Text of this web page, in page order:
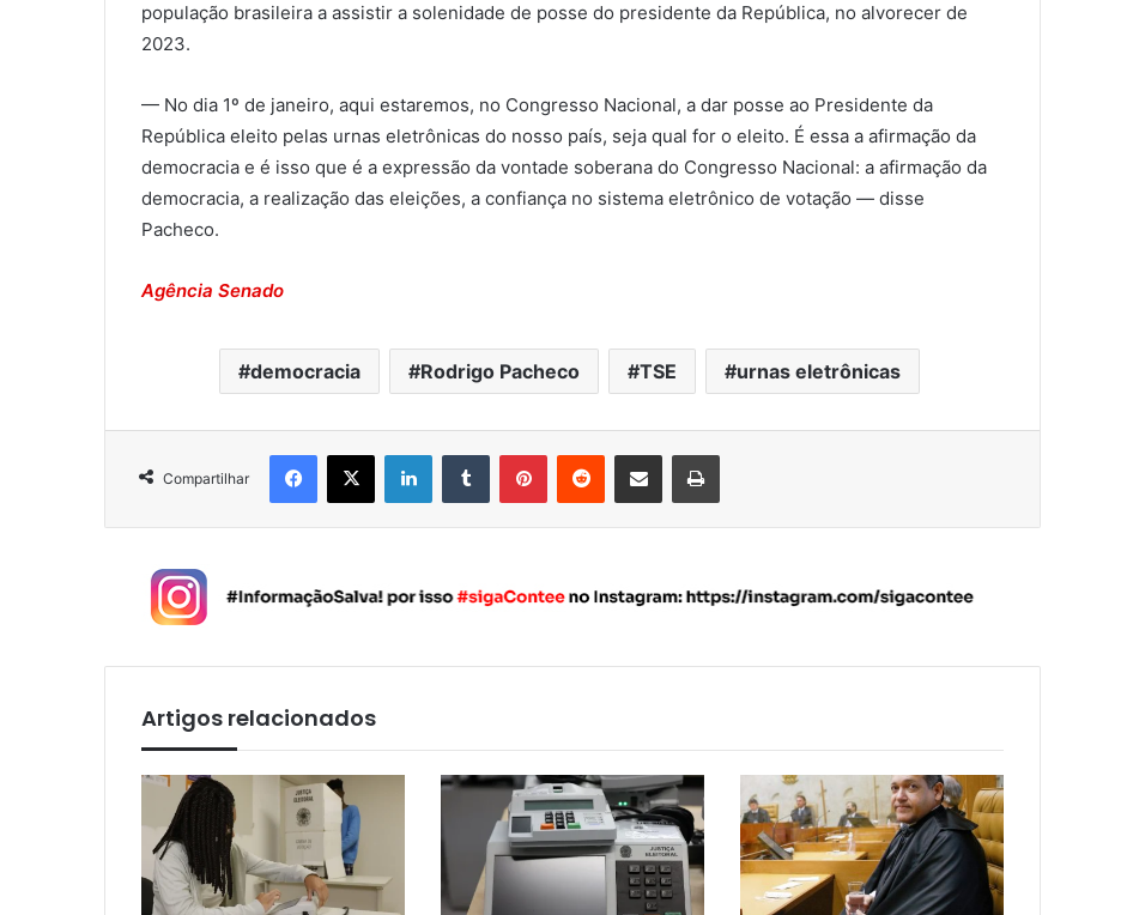
população brasileira a assistir a solenidade de posse do presidente da República, no alvorecer de
2023.
— No dia 1º de janeiro, aqui estaremos, no Congresso Nacional, a dar posse ao Presidente da
República eleito pelas urnas eletrônicas do nosso país, seja qual for o eleito. É essa a afirmação da
democracia e é isso que é a expressão da vontade soberana do Congresso Nacional: a afirmação da
democracia, a realização das eleições, a confiança no sistema eletrônico de votação — disse
Pacheco.
Agência Senado
democracia Rodrigo Pacheco TSE urnas eletrônicas
Compartilhar
Artigos relacionados